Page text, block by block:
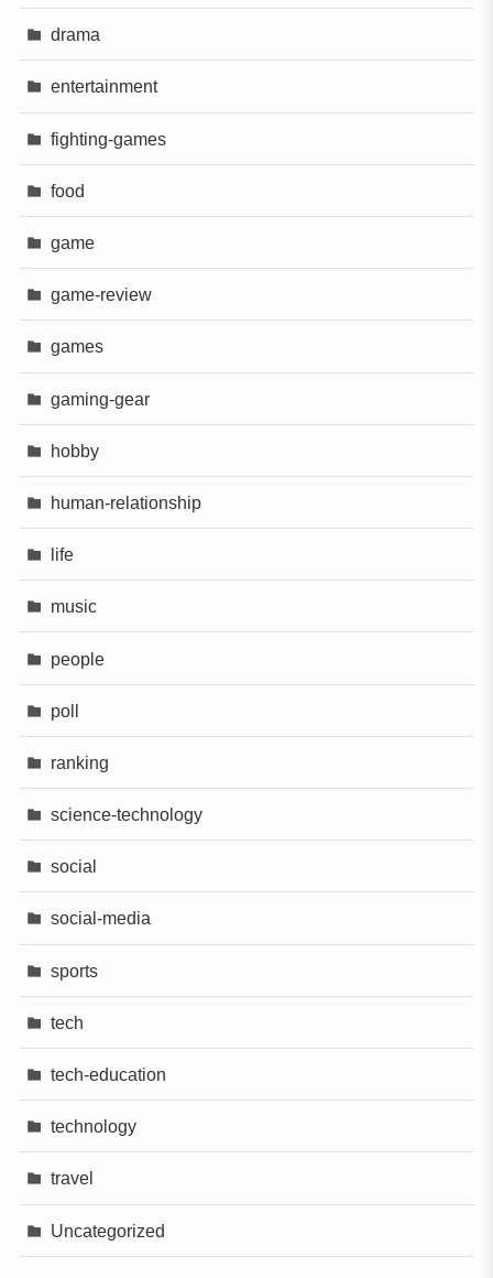
drama
entertainment
fighting-games
food
game
game-review
games
gaming-gear
hobby
human-relationship
life
music
people
poll
ranking
science-technology
social
social-media
sports
tech
tech-education
technology
travel
Uncategorized